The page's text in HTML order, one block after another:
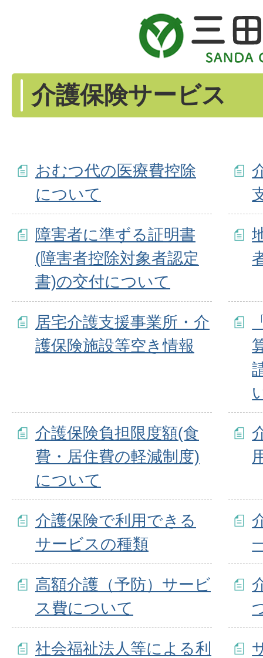
介護保険サービス
おむつ代の医療費控除
について
障害者に準ずる証明書
(障害者控除対象者認定
書)の交付について
居宅介護支援事業所・介
護保険施設等空き情報
介護保険負担限度額(食
費・居住費の軽減制度)
について
介護保険で利用できる
サービスの種類
高額介護（予防）サービ
ス費について
社会福祉法人等による利